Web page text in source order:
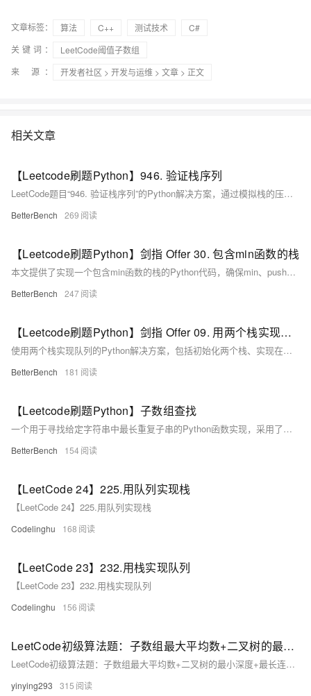
文章标签： 算法 C++ 测试技术
C#
关键词：
LeetCode阈值子数组
来 源：
开发者社区 > 开发与运维 > 文章 > 正文
相关文章
【Leetcode刷题Python】946. 验证栈序列
LeetCode题目“946. 验证栈序列”的Python解决方案，通过模拟栈的压入和弹出操作来验证给定的两个序列是否能通过合法的栈操作得到。
BetterBench 269
【Leetcode刷题Python】剑指 Offer 30. 包含min函数的栈
本文提供了实现一个包含min函数的栈的Python代码，确保min、push和pop操作的时间复杂度为O(1)。
BetterBench 247
【Leetcode刷题Python】剑指 Offer 09. 用两个栈实现队列
使用两个栈实现队列的Python解决方案，包括初始化两个栈、实现在队列尾部添加整数的appendTail方法和在队列头部删除整数的deleteHead方法，以及相应的示例操作。
BetterBench 181
【Leetcode刷题Python】子数组查找
一个用于寻找给定字符串中最长重复子串的Python函数实现，采用了滑动窗口的方法来检测重复的子串。
BetterBench 154
【LeetCode 24】225.用队列实现栈
【LeetCode 24】225.用队列实现栈
Codelinghu 168
【LeetCode 23】232.用栈实现队列
【LeetCode 23】232.用栈实现队列
Codelinghu 156
LeetCode初级算法题：子数组最大平均数+二叉树的最小深度+最长连续递增序列+柠檬水找零
LeetCode初级算法题：子数组最大平均数+二叉树的最小深度+最长连续递增序列+柠檬水找零
yinying293 315